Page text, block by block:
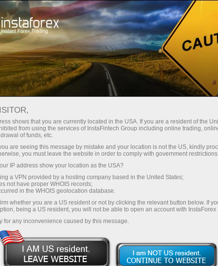
สำหรับเทรดเดอร์
การวิเคราะห์ฟอเร็กซ์
บทความวิเคราะห์ฟอเร็กซ์
เปิดบัญชีซื้อขาย
เปิดบัญชีเดโม่
กลับสู่บทความวิเคราะห์
shows that you are currently located in the USA. If you are a resident of the
from using the services of InstaFintech Group including online trading,
of funds, etc.
are seeing this message by mistake and your location is not the US, kindly
you must leave the website in order to comply with government
IP address show your location as the USA?
a VPN provided by a hosting company based in the United States;
not have proper WHOIS records;
in the WHOIS geolocation database.
whether you are a US resident or not by clicking the relevant button below. If
being a US resident, you will not be able to open an account with InstaForex
for any inconvenience caused by this message.